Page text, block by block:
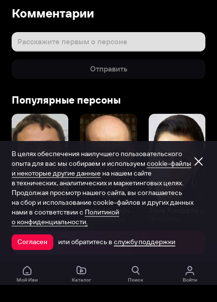
Также
по
картинам
и
другим
лентам.
Комментарии
Расскажите первым о персоне
Отправить
Популярные персоны
Виталий Шляппо
Продюсер Актёр дубляжа
Открыть в приложении
Мой Иви Каталог Поиск Войти
В целях обеспечения наилучшего пользовательского
опыта для вас мы собираем и используем cookie-файлы
и некоторые другие данные на нашем сайте
в технических, аналитических и маркетинговых целях.
Продолжая просмотр нашего сайта, вы соглашаетесь
на сбор и использование cookie-файлов и других данных
нами в соответствии с Политикой
о конфиденциальности.
Согласен или обратитесь в службу поддержки